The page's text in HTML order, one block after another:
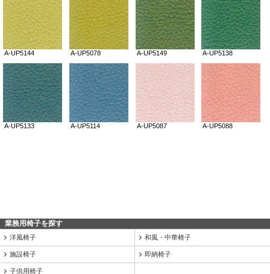
業務用椅子を探す
洋風椅子 和風・中華椅子
施設椅子 即納椅子
子供用椅子